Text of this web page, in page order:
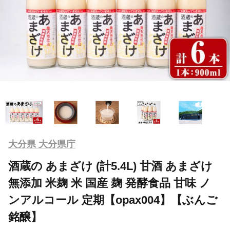
大分県 大分県庁
酒蔵の あまざけ (計5.4L) 甘酒 あまざけ
無添加 米麹 米 国産 麹 発酵食品 甘味 ノ
ンアルコール 定期【opax004】【ぶんご
銘醸】